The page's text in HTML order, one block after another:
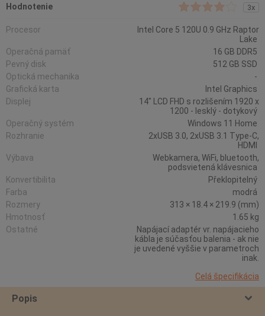
Hodnotenie 3x
Procesor
Intel Core 5 120U 0.9 GHz Raptor
Lake
Operačná pamäť
16 GB DDR5
Pevný disk
512 GB SSD
Optická mechanika
-
Grafická karta
Intel Graphics
Displej
14" LCD FHD s rozlišením 1920 x
1200 - lesklý - dotykový
Operačný systém
Windows 11 Home
Rozhranie
2xUSB 3.0, 2xUSB 3.1 Type-C,
HDMI
Výbava
Webkamera, WiFi, bluetooth,
podsvietená klávesnica
Konvertibilita
Překlopitelný
Farba
modrá
Rozmery
313 × 18.4 × 219.9 (mm)
Hmotnosť
1.65 kg
Ostatné
Napájací adaptér vr. napájacieho
kábla je súčasťou balenia - ak nie
je uvedené vyššie v parametroch
inak.
Celá špecifikácia
Popis